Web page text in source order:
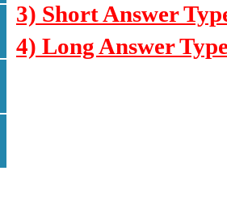
3) Short Answer
4) Long Answer